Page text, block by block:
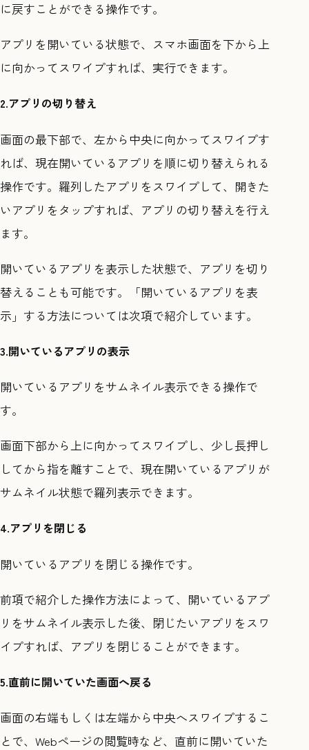
に戻すことができる操作です。
アプリを開いている状態で、スマホ画面を下から上
に向かってスワイプすれば、実行できます。
2.アプリの切り替え
画面の最下部で、左から中央に向かってスワイプす
れば、現在開いているアプリを順に切り替えられる
操作です。羅列したアプリをスワイプして、開きた
いアプリをタップすれば、アプリの切り替えを行え
ます。
開いているアプリを表示した状態で、アプリを切り
替えることも可能です。「開いているアプリを表
示」する方法については次項で紹介しています。
3.開いているアプリの表示
開いているアプリをサムネイル表示できる操作で
す。
画面下部から上に向かってスワイプし、少し長押し
してから指を離すことで、現在開いているアプリが
サムネイル状態で羅列表示できます。
4.アプリを閉じる
開いているアプリを閉じる操作です。
前項で紹介した操作方法によって、開いているアプ
リをサムネイル表示した後、閉じたいアプリをスワ
イプすれば、アプリを閉じることができます。
5.直前に開いていた画面へ戻る
画面の右端もしくは左端から中央へスワイプするこ
とで、Webページの閲覧時など、直前に開いていた